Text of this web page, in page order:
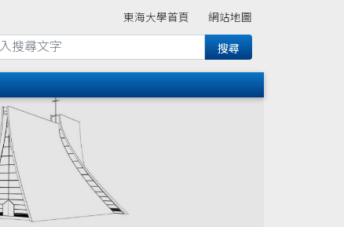
東海大學首頁 網站地圖